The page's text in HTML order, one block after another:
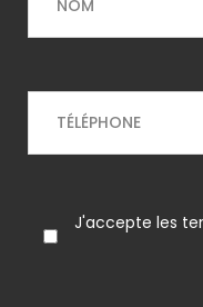
J'accepte les